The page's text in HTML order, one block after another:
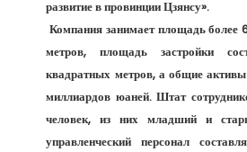
развитие в провинции Цзянсу».
Компания занимает площадь более 650 000 квадратных
метров, площадь застройки
квадратных метров, а общие
миллиардов юаней. Штат
человек, из них младший и
управленческий персонал